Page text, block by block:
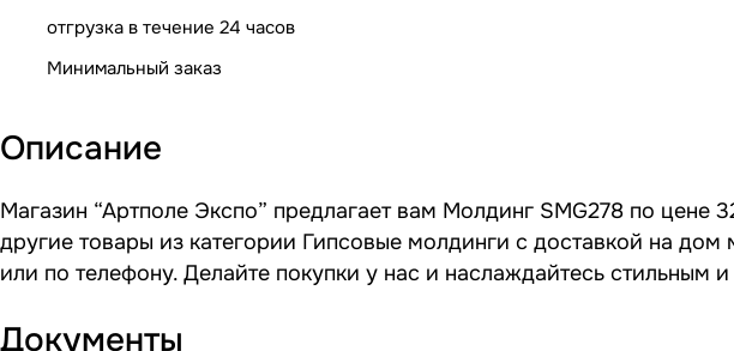
отгрузка в течение 24 часов
Минимальный заказ
Описание
Магазин “Артполе Экспо” предлагает вам Молдинг SMG278 по цене
другие товары из категории Гипсовые молдинги с доставкой на
или по телефону. Делайте покупки у нас и наслаждайтесь стильным
Документы